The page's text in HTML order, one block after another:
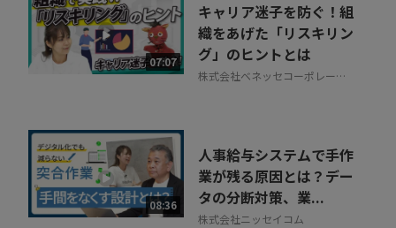
07:07
キャリア迷子を防ぐ！組
織をあげた「リスキリン
グ」のヒントとは
株式会社ベネッセコーポレーシ
08:36
人事給与システムで手作
業が残る原因とは？デー
タの分断対策、業...
株式会社ニッセイコム